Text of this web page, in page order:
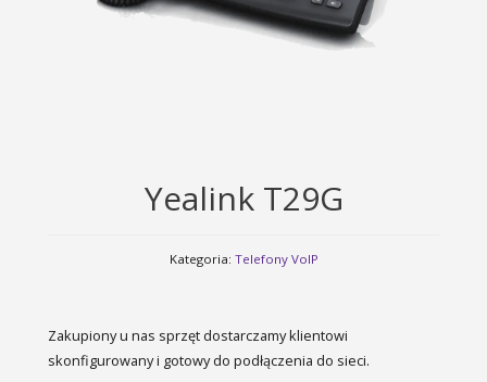
Yealink T29G
Kategoria: Telefony VoIP
Zakupiony u nas sprzęt dostarczamy klientowi
skonfigurowany i gotowy do podłączenia do sieci.